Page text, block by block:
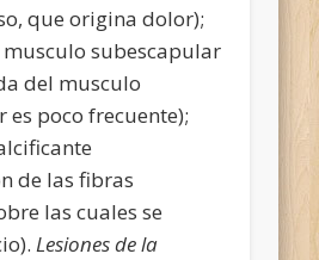
que origina dolor);
subescapular
del musculo
es poco frecuente);
de las fibras
las cuales se
Lesiones de la